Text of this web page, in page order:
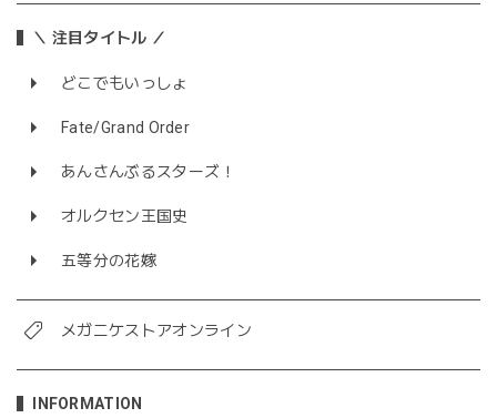
＼ 注目タイトル ／
どこでもいっしょ
Fate/Grand Order
あんさんぶるスターズ！
オルクセン王国史
五等分の花嫁
メガニケストアオンライン
INFORMATION